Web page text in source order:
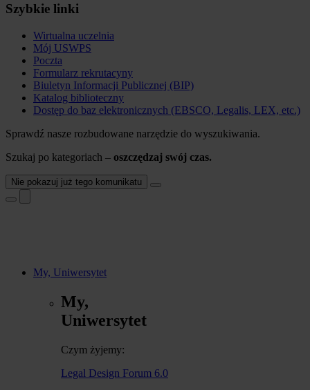
Szybkie linki
Wirtualna uczelnia
Mój USWPS
Poczta
Formularz rekrutacyny
Biuletyn Informacji Publicznej (BIP)
Katalog biblioteczny
Dostęp do baz elektronicznych (EBSCO, Legalis, LEX, etc.)
Sprawdź nasze rozbudowane narzędzie do wyszukiwania.
Szukaj po kategoriach – oszczędzaj swój czas.
Nie pokazuj już tego komunikatu
My, Uniwersytet
My,
Uniwersytet
Czym żyjemy:
Legal Design Forum 6.0